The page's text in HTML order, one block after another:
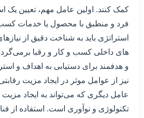
کمک کنند. اولین عامل مهم، تعیین یک
فرد و منطبق با محصول یا خدمات
استراتژی باید به شناخت دقیق از
های داخلی کسب و کار و رقبا
و هدفمند برای دستیابی به اهداف و
نیز از عوامل موثر در ایجاد مزیت
عامل دیگری که می‌تواند به ایجاد
تکنولوژی و نوآوری است. استفاده از